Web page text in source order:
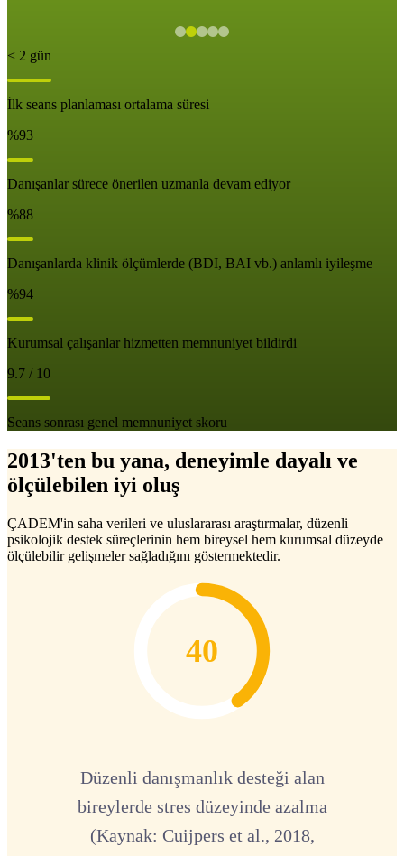
< 2 gün
İlk seans planlaması ortalama süresi
%93
Danışanlar sürece önerilen uzmanla devam ediyor
%88
Danışanlarda klinik ölçümlerde (BDI, BAI vb.) anlamlı iyileşme
%94
Kurumsal çalışanlar hizmetten memnuniyet bildirdi
9.7 / 10
Seans sonrası genel memnuniyet skoru
2013'ten bu yana, deneyimle dayalı ve
ölçülebilen iyi oluş
ÇADEM'in saha verileri ve uluslararası araştırmalar, düzenli
psikolojik destek süreçlerinin hem bireysel hem kurumsal düzeyde
ölçülebilir gelişmeler sağladığını göstermektedir.
40
Düzenli danışmanlık desteği alan
bireylerde stres düzeyinde azalma
(Kaynak: Cuijpers et al., 2018,